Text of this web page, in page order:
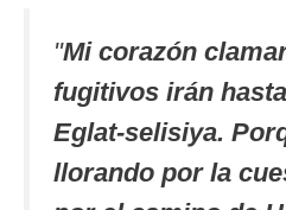
"Mi corazón
fugitivos irán
Eglat-selisiya.
llorando por la